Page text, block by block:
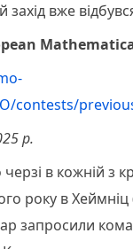
вже
contests/
р.
в кожній з
року в
запросили